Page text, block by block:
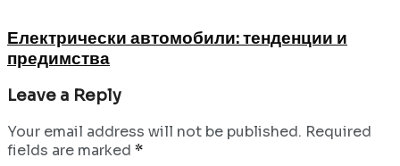
Електрически автомобили: тенденции и
предимства
Leave a Reply
Your email address will not be published. Required
fields are marked *